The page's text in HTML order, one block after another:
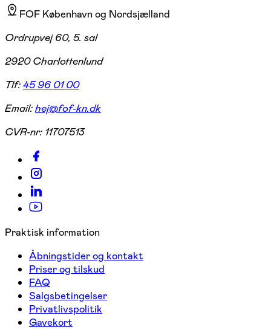
FOF København og Nordsjælland
Ordrupvej 60, 5. sal
2920 Charlottenlund
Tlf:45 96 01 00
Email:hej@fof-kn.dk
CVR-nr: 11707513
Praktisk information
Åbningstider og kontakt
Priser og tilskud
FAQ
Salgsbetingelser
Privatlivspolitik
Gavekort